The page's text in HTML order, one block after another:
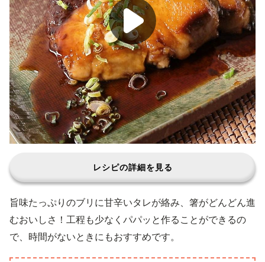
レシピの詳細を見る
旨味たっぷりのブリに甘辛いタレが絡み、箸がどんどん進
むおいしさ！工程も少なくパパッと作ることができるの
で、時間がないときにもおすすめです。